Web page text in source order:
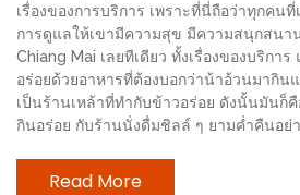
กิจกรรม
ชิง
รางวัล
กับ
สมาชิก
เรื่องของการบริการ เพราะที่นี่ถือว่าทุกคน
การดูแลให้เขามีความสุข มีความสนุกสนา
Chiang Mai เลยทีเดียว ทั้งเรื่องของบริกา
อร่อยด้วยอาหารที่ต้องบอกว่าน้าอ้วนมากินแ
เป็นร้านเหล้าที่ทำกับข้าวอร่อย ดังนั้นมันก็
กินอร่อย กับร้านนั่งดื่มชิลล์ ๆ ยามค่ำคืนอย่าง
Read More